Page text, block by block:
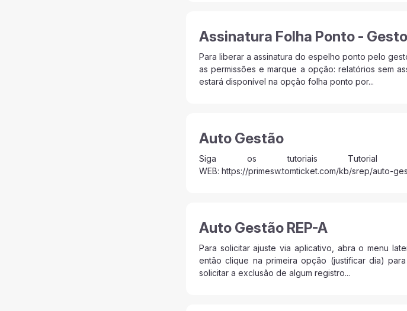
Assinatura Folha Ponto -
Para liberar a assinatura do espelho ponto pelo
as permissões e marque a opção: relatórios sem
estará disponível na opção folha ponto por...
Auto Gestão
Siga os tutoriais Tutorial REP-A:
WEB: https://primesw.tomticket.com/kb/srep/auto-
Auto Gestão REP-A
Para solicitar ajuste via aplicativo, abra o menu
então clique na primeira opção (justificar dia)
solicitar a exclusão de algum registro...